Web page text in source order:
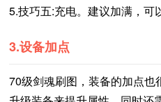
5.技巧五:充电。建议加满，可
3.设备加点
70级剑魂刷图，装备的加点